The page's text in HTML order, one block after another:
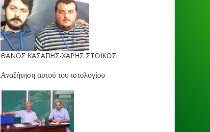
ΘΑΝΟΣ ΚΑΣΑΠΗΣ-ΧΑΡΗΣ ΣΤΟΙΚΟΣ
Αναζήτηση αυτού του ιστολογίου